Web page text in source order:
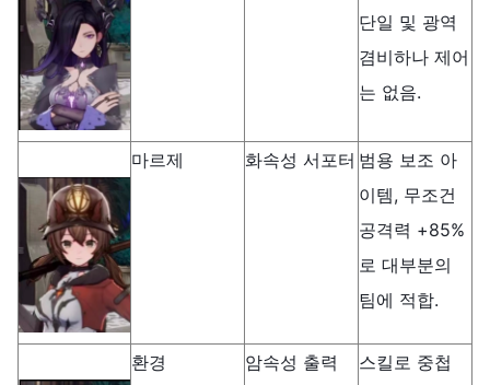
단일 및 광역
겸비하나 제어
는 없음.
마르제 화속성 서포터 범용 보조 아
이템, 무조건
공격력 +85%
로 대부분의
팀에 적합.
환경
암속성 출력
스킬로 중첩